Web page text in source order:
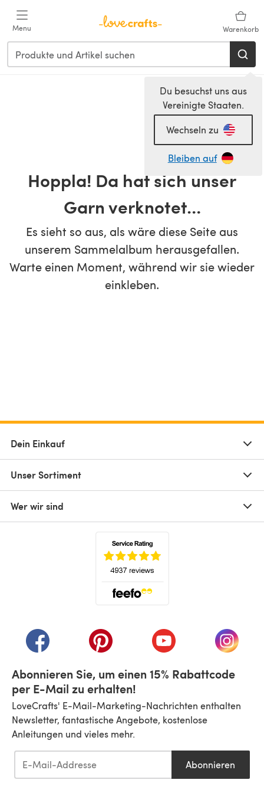
Menu Warenkorb
Du besuchst uns aus
Vereinigte Staaten.
Wechseln zu
Bleiben auf
Hoppla! Da hat sich unser
Garn verknotet…
Es sieht so aus, als wäre diese Seite aus
unserem Sammelalbum herausgefallen.
Warte einen Moment, während wir sie wieder
einkleben.
Dein Einkauf
Unser Sortiment
Wer wir sind
(öffnet sich in einem neuen Tab)
(öffnet sich in einem neuen Tab)
(öffnet sich in einem
(öffnet
Abonnieren Sie, um einen 15% Rabattcode
per E-Mail zu erhalten!
LoveCrafts' E-Mail-Marketing-Nachrichten enthalten
Newsletter, fantastische Angebote, kostenlose
Anleitungen und vieles mehr.
Abonnieren